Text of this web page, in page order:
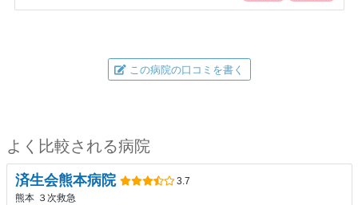
この病院の口コミを書く
よく比較される病院
済生会熊本病院
3.7
熊本 ３次救急